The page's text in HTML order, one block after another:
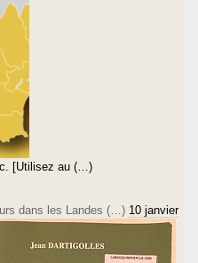
[Utilisez au (…)
dans les Landes (…) 10 janvier